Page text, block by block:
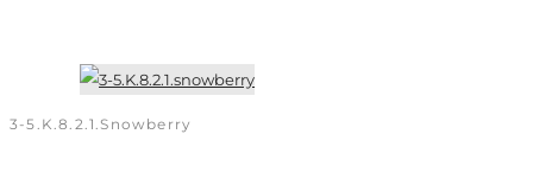
3-5.K.8.2.1.snowberry